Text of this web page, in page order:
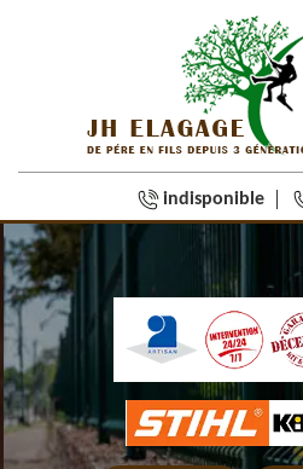
indisponible